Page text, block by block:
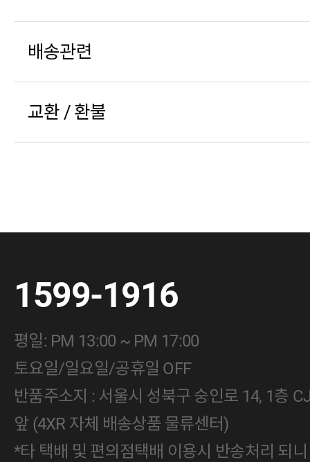
배송관련
교환 / 환불
1599-1916
평일: PM 13:00 ~ PM 17:00
토요일/일요일/공휴일 OFF
반품주소지 : 서울시 성북구 숭인로 14, 1층
앞 (4XR 자체 배송상품 물류센터)
*타 택배 및 편의점택배 이용시 반송처리 되